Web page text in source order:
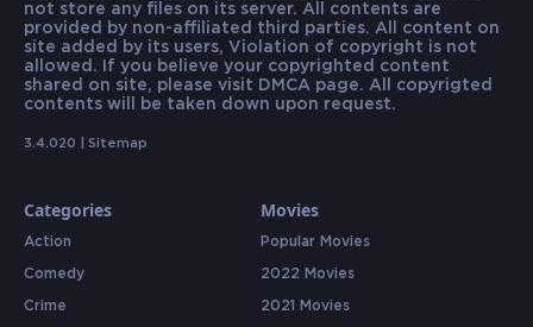
not store any files on its server. All contents are
provided by non-affiliated third parties. All content on
site added by its users, Violation of copyright is not
allowed. If you believe your copyrighted content
shared on site, please visit DMCA page. All copyrigted
contents will be taken down upon request.
3.4.020 | Sitemap
Categories
Action
Comedy
Crime
Movies
Popular Movies
2022 Movies
2021 Movies